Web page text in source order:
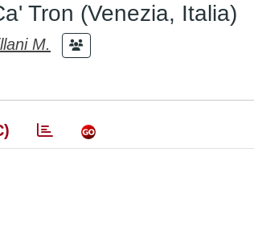
Tron (Venezia, Italia)
M.